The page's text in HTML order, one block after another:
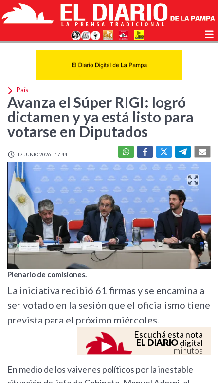
País
Avanza el Súper RIGI: logró
dictamen y ya está listo para
votarse en Diputados
17 JUNIO 2026 - 17:44
Plenario de comisiones.
La iniciativa recibió 61 firmas y se encamina a
ser votado en la sesión que el oficialismo tiene
prevista para el próximo miércoles.
Escuchá esta nota
EL DIARIOdigital
minutos
En medio de los vaivenes políticos por la inestable